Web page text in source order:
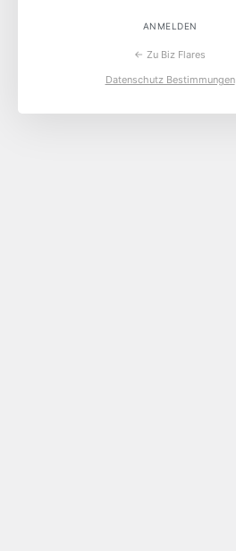
ANMELDEN
← Zu Biz Flares
Datenschutz Bestimmungen